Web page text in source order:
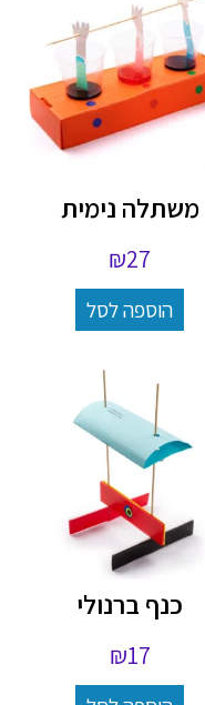
משתלה נימית
₪27
הוספה לסל
כנף ברנולי
₪17